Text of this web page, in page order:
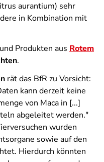
aurantium) sehr
in Kombination mit
und Produkten aus Rotem
.
rät das BfR zu Vorsicht:
kann derzeit keine
von Maca in [...]
abgeleitet werden."
wurden
sowie auf den
Hierdurch könnten